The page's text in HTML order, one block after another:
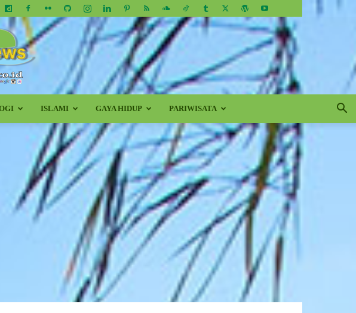
ISLAMI GAYA HIDUP PARIWISATA